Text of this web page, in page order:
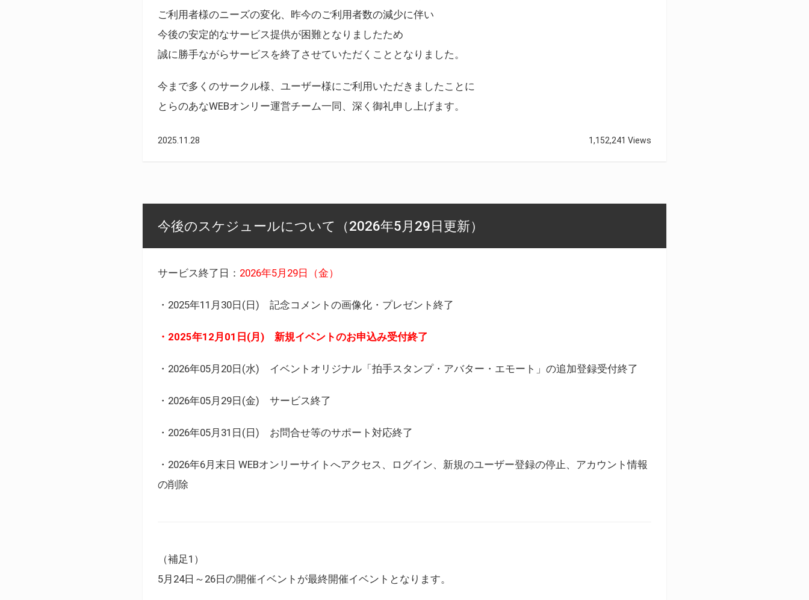
ご利用者様のニーズの変化、昨今のご利用者数の減少に伴い
今後の安定的なサービス提供が困難となりましたため
誠に勝手ながらサービスを終了させていただくこととなりました。
今まで多くのサークル様、ユーザー様にご利用いただきましたことに
とらのあなWEBオンリー運営チーム一同、深く御礼申し上げます。
2025.11.28 1,152,241 Views
今後のスケジュールについて（2026年5月29日更新）
サービス終了日： 2026年5月29日（金）
・2025年11月30日(日) 記念コメントの画像化・プレゼント終了
・2025年12月01日(月) 新規イベントのお申込み受付終了
・2026年05月20日(水) イベントオリジナル「拍手スタンプ・アバター・エモート」の追加登録受付終了
・2026年05月29日(金) サービス終了
・2026年05月31日(日) お問合せ等のサポート対応終了
・2026年6月末日 WEBオンリーサイトへアクセス、ログイン、新規のユーザー登録の停止、アカウント情報
の削除
（補足1）
5月24日～26日の開催イベントが最終開催イベントとなります。